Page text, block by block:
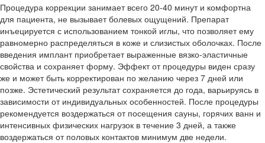
Процедура коррекции занимает всего 20-40 минут и комфортна
для пациента, не вызывает болевых ощущений. Препарат
инъецируется с использованием тонкой иглы, что позволяет ему
равномерно распределяться в коже и слизистых оболочках. После
введения имплант приобретает выраженные вязко-эластичные
свойства и сохраняет форму. Эффект от процедуры виден сразу
же и может быть корректирован по желанию через 7 дней или
позже. Эстетический результат сохраняется до года, варьируясь в
зависимости от индивидуальных особенностей. После процедуры
рекомендуется воздержаться от посещения сауны, горячих ванн и
интенсивных физических нагрузок в течение 3 дней, а также
воздержаться от половых контактов минимум две недели.